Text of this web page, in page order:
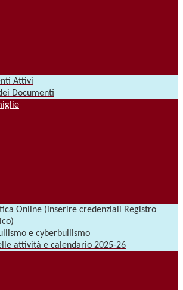
Attivi
Documenti
Online (inserire credenziali Registro
e cyberbullismo
attività e calendario 2025-26